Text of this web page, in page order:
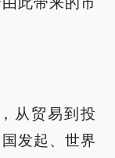
从贸易到投
发起、世界